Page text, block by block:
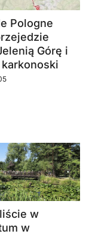
Pologne
Górę i
w
w